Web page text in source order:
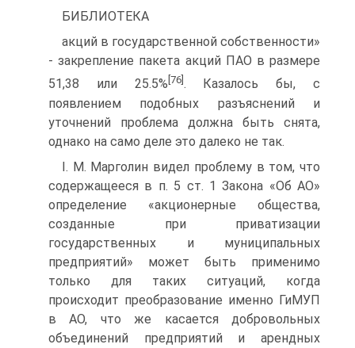
БИБЛИОТЕКА
акций в государственной собственности»
- закрепление пакета акций ПАО в размере
51,38 или 25.5% [76] . Казалось бы, с
появлением подобных разъяснений и
уточнений проблема должна быть снята,
однако на само деле это далеко не так.
I. М. Марголин видел проблему в том, что
содержащееся в п. 5 ст. 1 Закона «Об АО»
определение «акционерные общества,
созданные при приватизации
государственных и муниципальных
предприятий» может быть применимо
только для таких ситуаций, когда
происходит преобразование именно ГиМУП
в АО, что же касается добровольных
объединений предприятий и арендных